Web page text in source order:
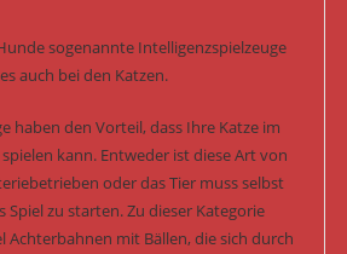
sogenannte Intelligenzspielzeuge
auch bei den Katzen.
haben den Vorteil, dass Ihre Katze im
kann. Entweder ist diese Art von
oder das Tier muss selbst
Spiel zu starten. Zu dieser Kategorie
Achterbahnen mit Bällen, die sich durch